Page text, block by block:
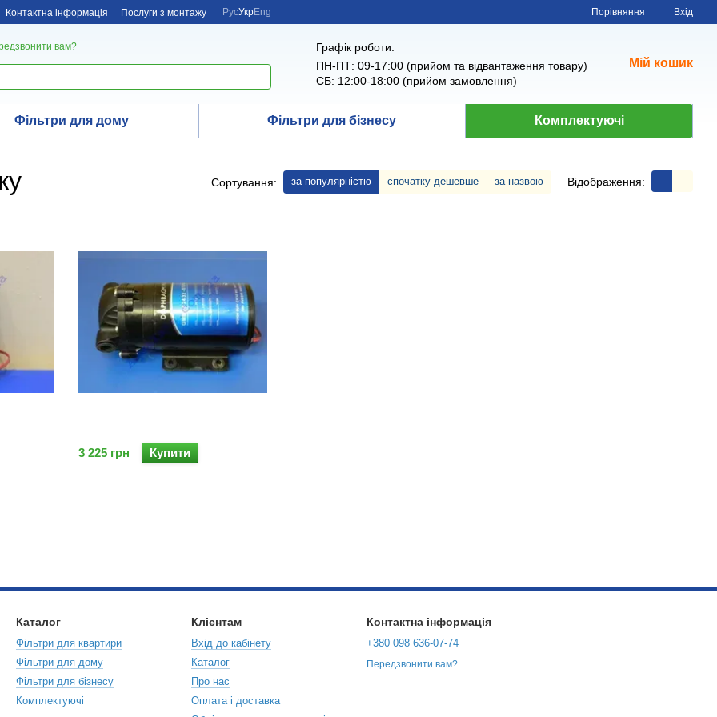
Контактна інформація Послуги з монтажу РусУкрEng Порівняння Вхід
вам?
Графік роботи:
ПН-ПТ: 09-17:00 (прийом та відвантаження товару)
СБ: 12:00-18:00 (прийом замовлення)
Мій кошик
Фільтри для дому Фільтри для бізнесу Комплектуючі
Сортування: за популярністю спочатку дешевше за назвою Відображення:
3 225 грн Купити
Каталог
Фільтри для квартири
Фільтри для дому
Фільтри для бізнесу
Комплектуючі
Клієнтам
Вхід до кабінету
Каталог
Про нас
Оплата і доставка
Контактна інформація
+380 098 636-07-74
Передзвонити вам?